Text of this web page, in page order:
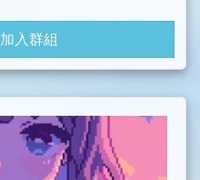
加入群組